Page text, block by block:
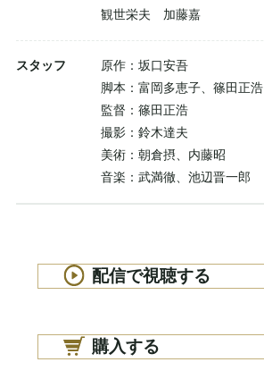
観世栄夫 加藤嘉
スタッフ
原作：坂口安吾
脚本：富岡多恵子、篠田正浩
監督：篠田正浩
撮影：鈴木達夫
美術：朝倉摂、内藤昭
音楽：武満徹、池辺晋一郎
配信で視聴する
購入する